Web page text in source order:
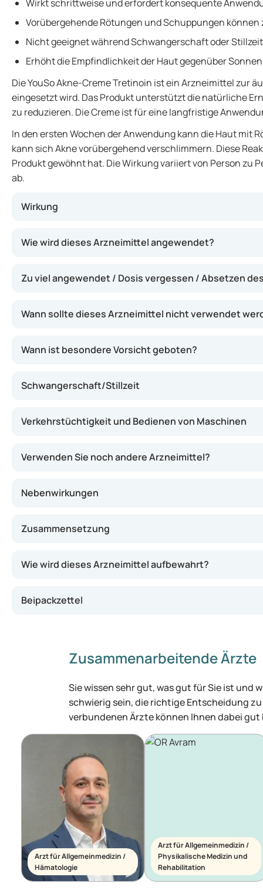
Wirkt schrittweise und erfordert konsequente
Vorübergehende Rötungen und Schuppungen
Nicht geeignet während Schwangerschaft oder
Erhöht die Empfindlichkeit der Haut gegenüber
Die YouSo Akne-Creme Tretinoin ist ein Arzneimittel zur
eingesetzt wird. Das Produkt unterstützt die natürliche
zu reduzieren. Die Creme ist für eine langfristige
In den ersten Wochen der Anwendung kann die Haut mit
kann sich Akne vorübergehend verschlimmern. Diese
Produkt gewöhnt hat. Die Wirkung variiert von Person zu
ab.
Wirkung
verstopfen und die Hautstruktur kann sich
Wie wird dieses Arzneimittel angewendet?
Zu viel angewendet / Dosis vergessen / Absetzen
Wann sollte dieses Arzneimittel nicht verwendet
Wann ist besondere Vorsicht geboten?
Schwangerschaft/Stillzeit
Verkehrstüchtigkeit und Bedienen von Maschinen
Verwenden Sie noch andere Arzneimittel?
Nebenwirkungen
Zusammensetzung
Wie wird dieses Arzneimittel aufbewahrt?
Beipackzettel
Zusammenarbeitende Ärzte
Sie wissen sehr gut, was gut für Sie ist und
schwierig sein, die richtige Entscheidung
verbundenen Ärzte können Ihnen dabei gut
Arzt für Allgemeinmedizin /
Hämatologie
Arzt für Allgemeinmedizin /
Physikalische Medizin und
Rehabilitation